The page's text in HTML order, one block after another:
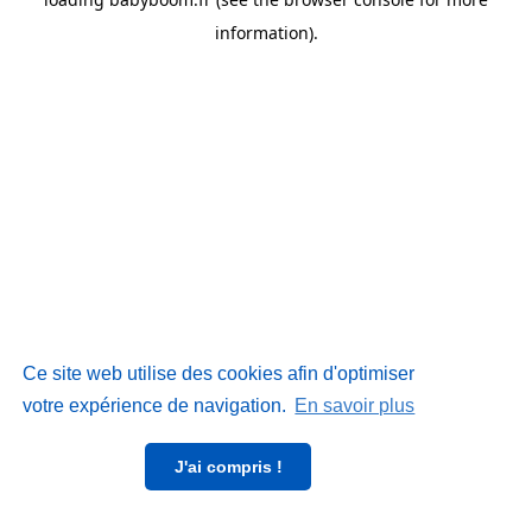
Ce site web utilise des cookies afin d'optimiser
votre expérience de navigation. En savoir plus
J'ai compris !
information).